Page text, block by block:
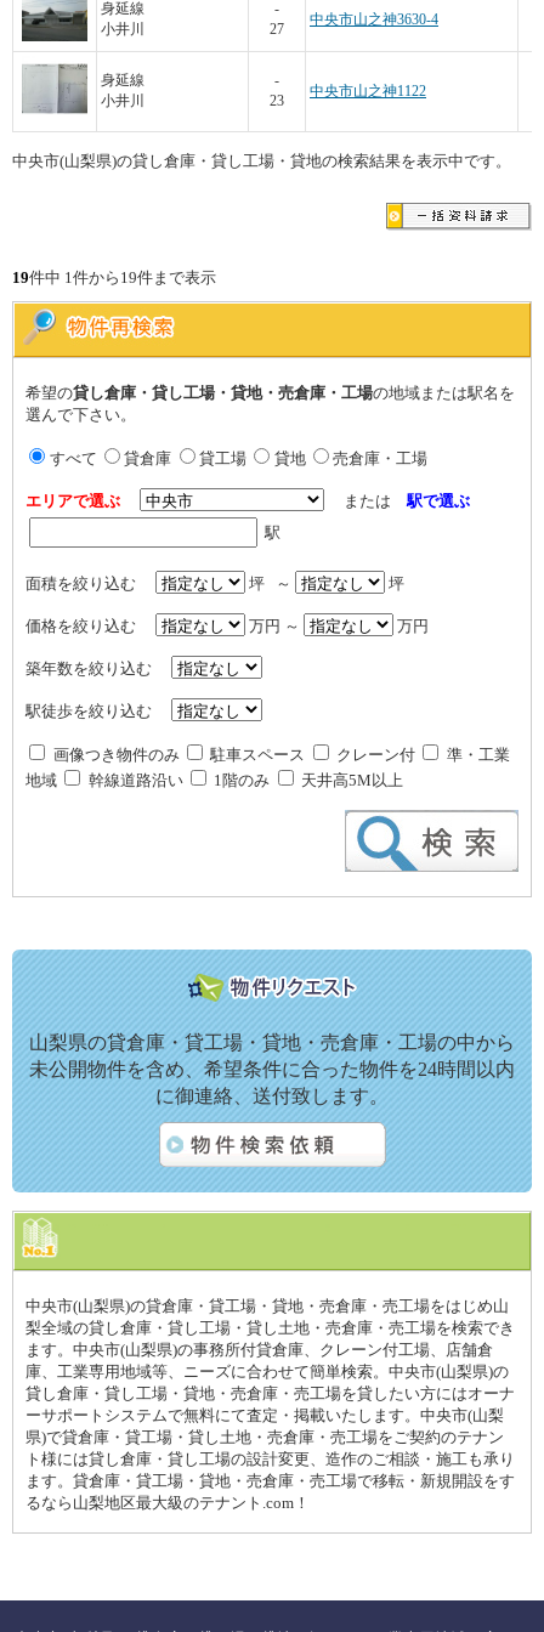
身延線
小井川
-
27
中央市山之神3630-4
身延線
小井川
-
23
中央市山之神1122
中央市(山梨県)の貸し倉庫・貸し工場・貸地の検索結果を表示中です。
19件中 1件から19件まで表示
希望の貸し倉庫・貸し工場・貸地・売倉庫・工場の地域または駅名を
選んで下さい。
すべて 貸倉庫 貸工場 貸地 売倉庫・工場
エリアで選ぶ または駅で選ぶ
駅
面積を絞り込む 坪 ～ 坪
価格を絞り込む 万円 ～ 万円
築年数を絞り込む
駅徒歩を絞り込む
画像つき物件のみ 駐車スペース クレーン付
準・工業
地域
幹線道路沿い 1階のみ 天井高5M以上
山梨県の貸倉庫・貸工場・貸地・売倉庫・工場の中から
未公開物件を含め、希望条件に合った物件を24時間以内
に御連絡、送付致します。
中央市(山梨県)の貸倉庫・貸工場・貸地・売倉庫・売工場をはじめ山
梨全域の貸し倉庫・貸し工場・貸し土地・売倉庫・売工場を検索でき
ます。中央市(山梨県)の事務所付貸倉庫、クレーン付工場、店舗倉
庫、工業専用地域等、ニーズに合わせて簡単検索。中央市(山梨県)の
貸し倉庫・貸し工場・貸地・売倉庫・売工場を貸したい方にはオーナ
ーサポートシステムで無料にて査定・掲載いたします。中央市(山梨
県)で貸倉庫・貸工場・貸し土地・売倉庫・売工場をご契約のテナン
ト様には貸し倉庫・貸し工場の設計変更、造作のご相談・施工も承り
ます。貸倉庫・貸工場・貸地・売倉庫・売工場で移転・新規開設をす
るなら山梨地区最大級のテナント.com！